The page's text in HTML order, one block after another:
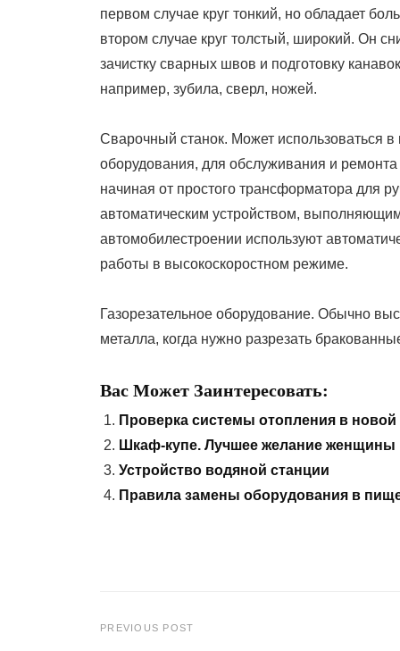
первом случае круг тонкий, но обладает
втором случае круг толстый, широкий. Он
зачистку сварных швов и подготовку
например, зубила, сверл, ножей.
Сварочный станок. Может использоваться в
оборудования, для обслуживания и
начиная от простого трансформатора для
автоматическим устройством,
автомобилестроении используют
работы в высокоскоростном режиме.
Газорезательное оборудование. Обычно
металла, когда нужно разрезать
Вас Может Заинтересовать:
Проверка системы отопления в новой
Шкаф-купе. Лучшее желание женщины
Устройство водяной станции
Правила замены оборудования в
Навигация
PREVIOUS POST